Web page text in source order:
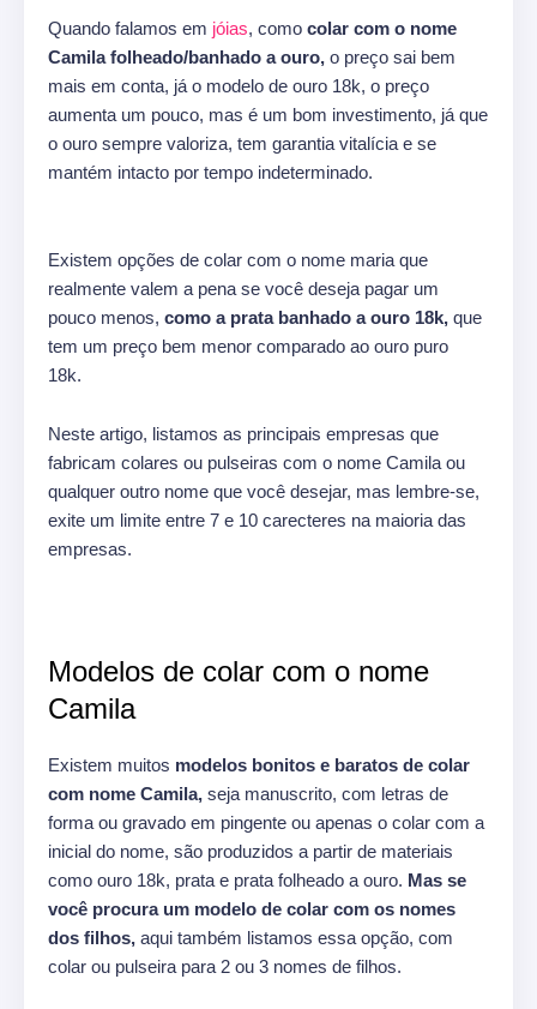
Quando falamos em jóias, como colar com o nome
Camila folheado/banhado a ouro, o preço sai bem
mais em conta, já o modelo de ouro 18k, o preço
aumenta um pouco, mas é um bom investimento, já que
o ouro sempre valoriza, tem garantia vitalícia e se
mantém intacto por tempo indeterminado.
Existem opções de colar com o nome maria que
realmente valem a pena se você deseja pagar um
pouco menos, como a prata banhado a ouro 18k, que
tem um preço bem menor comparado ao ouro puro
18k.
Neste artigo, listamos as principais empresas que
fabricam colares ou pulseiras com o nome Camila ou
qualquer outro nome que você desejar, mas lembre-se,
exite um limite entre 7 e 10 carecteres na maioria das
empresas.
Modelos de colar com o nome
Camila
Existem muitos modelos bonitos e baratos de colar
com nome Camila, seja manuscrito, com letras de
forma ou gravado em pingente ou apenas o colar com a
inicial do nome, são produzidos a partir de materiais
como ouro 18k, prata e prata folheado a ouro. Mas se
você procura um modelo de colar com os nomes
dos filhos, aqui também listamos essa opção, com
colar ou pulseira para 2 ou 3 nomes de filhos.